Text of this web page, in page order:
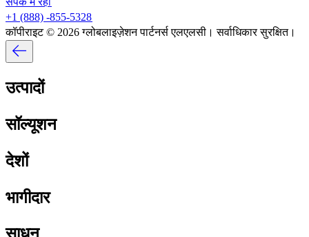
+1 (888) -855-5328​​
कॉपीराइट © 2026 ग्लोबलाइज़ेशन पार्टनर्स एलएलसी। सर्वाधिकार सुरक्षित।​​
उत्पादों​​
सॉल्यूशन​​
देशों​​
भागीदार​​